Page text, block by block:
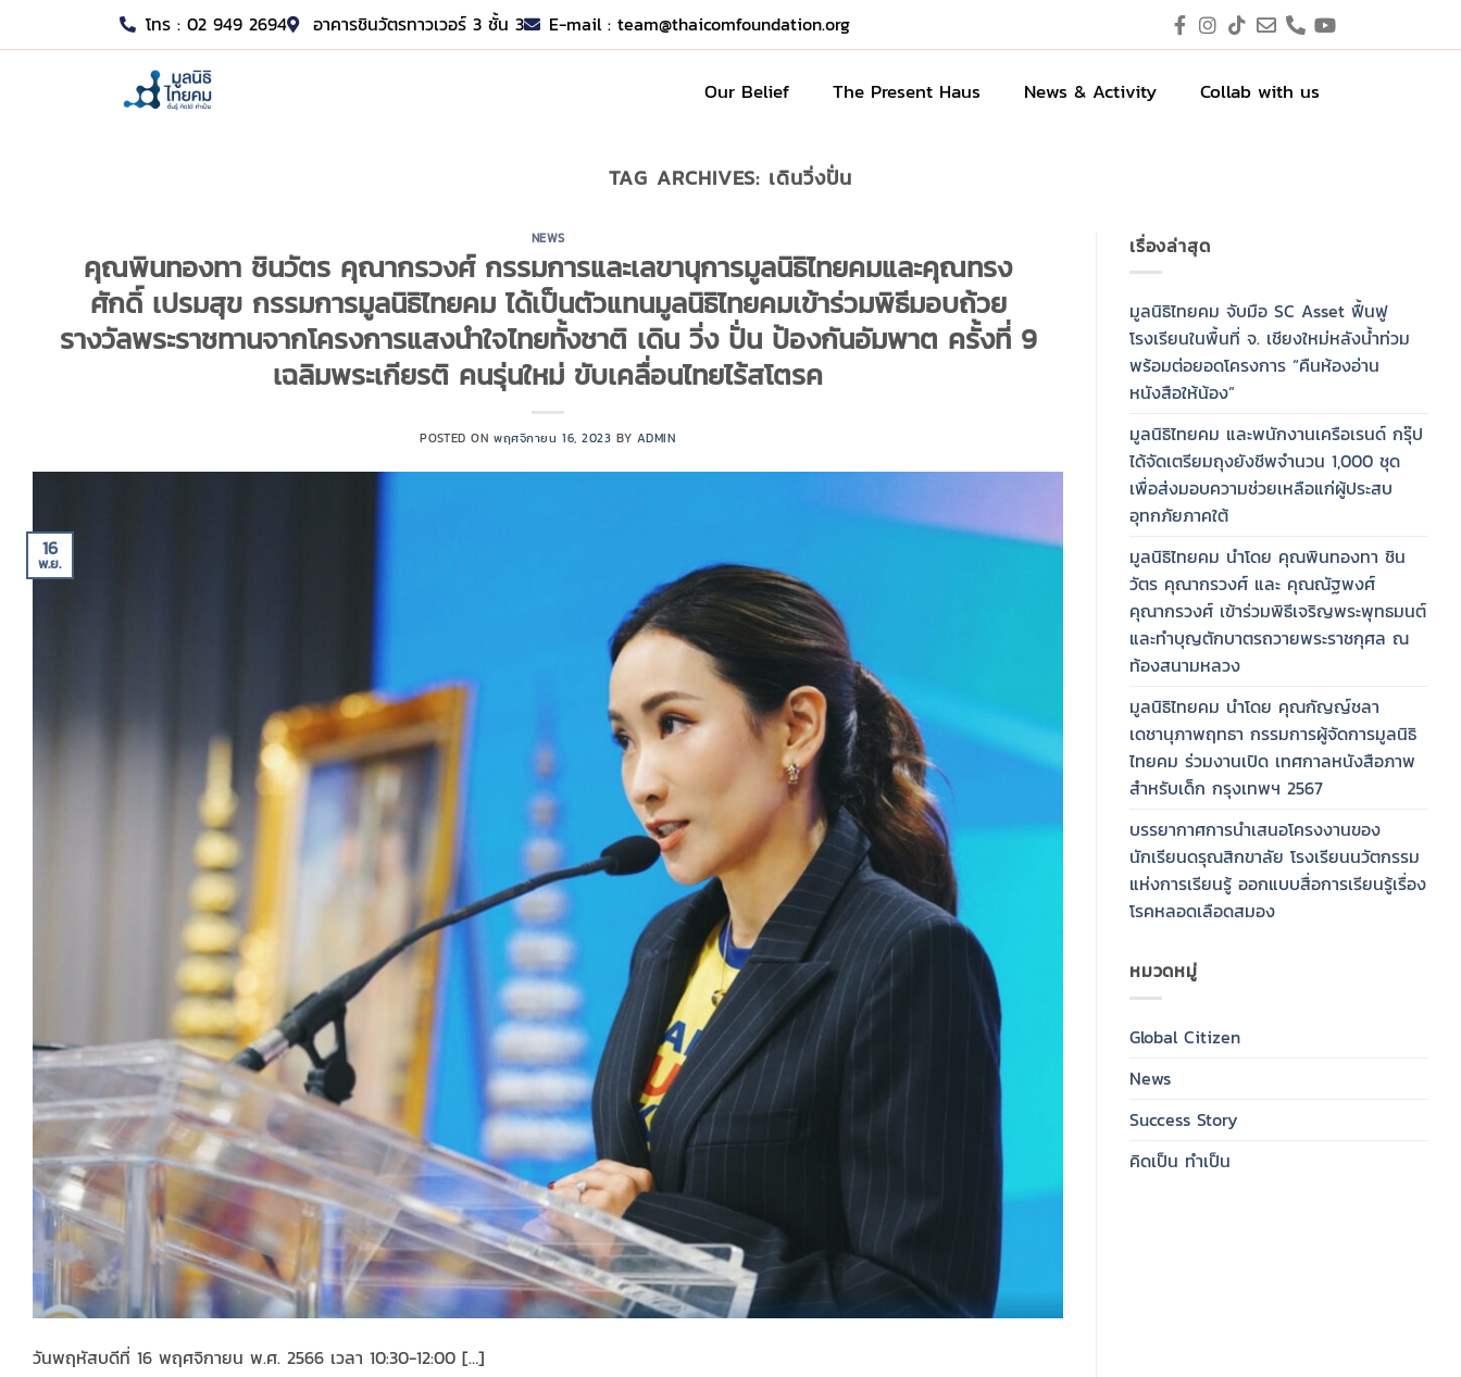
โทร : 02 949 2694 อาคารชินวัตรทาวเวอร์ 3 ชั้น 3 E-mail :team@thaicomfoundation.org
Our Belief The Present Haus News & Activity Collab with us
TAG ARCHIVES: เดินวิ่งปั่น
NEWS
คุณพินทองทา ชินวัตร คุณากรวงศ์ กรรมการและเลขานุการมูลนิธิไทยคมและคุณทรง
ศักดิ์ เปรมสุข กรรมการมูลนิธิไทยคม ได้เป็นตัวแทนมูลนิธิไทยคมเข้าร่วมพิธีมอบถ้วย
รางวัลพระราชทานจากโครงการแสงนำใจไทยทั้งชาติ เดิน วิ่ง ปั่น ป้องกันอัมพาต ครั้งที่ 9
เฉลิมพระเกียรติ คนรุ่นใหม่ ขับเคลื่อนไทยไร้สโตรค
POSTED ON พฤศจิกายน 16, 2023 BY ADMIN
16
พ.ย.
วันพฤหัสบดีที่ 16 พฤศจิกายน พ.ศ. 2566 เวลา 10:30-12:00 […]
เรื่องล่าสุด
มูลนิธิไทยคม จับมือ SC Asset ฟื้นฟู
โรงเรียนในพื้นที่ จ. เชียงใหม่หลังน้ำท่วม
พร้อมต่อยอดโครงการ “คืนห้องอ่าน
หนังสือให้น้อง”
มูลนิธิไทยคม และพนักงานเครือเรนด์ กรุ๊ป
ได้จัดเตรียมถุงยังชีพจำนวน 1,000 ชุด
เพื่อส่งมอบความช่วยเหลือแก่ผู้ประสบ
อุทกภัยภาคใต้
มูลนิธิไทยคม นำโดย คุณพินทองทา ชิน
วัตร คุณากรวงศ์ และ คุณณัฐพงศ์
คุณากรวงศ์ เข้าร่วมพิธีเจริญพระพุทธมนต์
และทำบุญตักบาตรถวายพระราชกุศล ณ
ท้องสนามหลวง
มูลนิธิไทยคม นำโดย คุณกัญญ์ชลา
เดชานุภาพฤทธา กรรมการผู้จัดการมูลนิธิ
ไทยคม ร่วมงานเปิด เทศกาลหนังสือภาพ
สำหรับเด็ก กรุงเทพฯ 2567
บรรยากาศการนำเสนอโครงงานของ
นักเรียนดรุณสิกขาลัย โรงเรียนนวัตกรรม
แห่งการเรียนรู้ ออกแบบสื่อการเรียนรู้เรื่อง
โรคหลอดเลือดสมอง
หมวดหมู่
Global Citizen
News
Success Story
คิดเป็น ทำเป็น